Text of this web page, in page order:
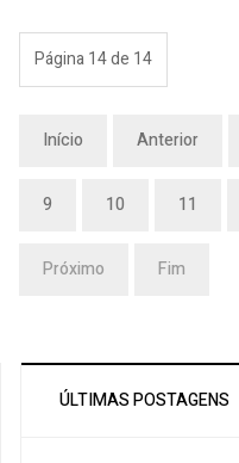
Página 14 de 14
Início Anterior
9 10 11
Próximo Fim
ÚLTIMAS POSTAGENS